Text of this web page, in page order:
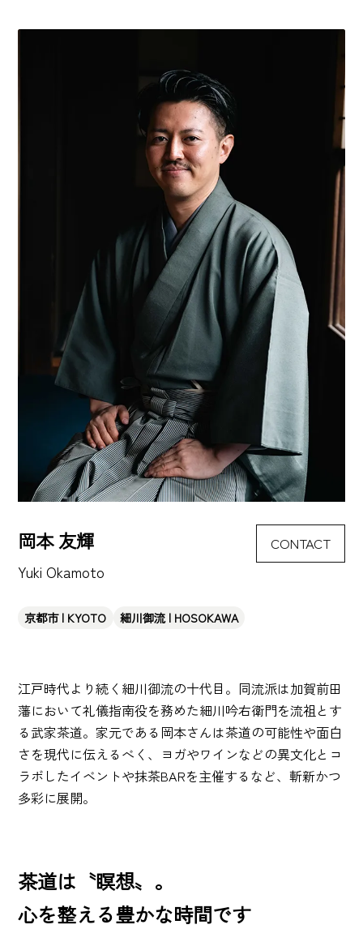
岡本 友輝
Yuki Okamoto
京都市 | KYOTO 細川御流 | HOSOKAWA
江戸時代より続く細川御流の十代目。同流派は加賀前田
藩において礼儀指南役を務めた細川吟右衛門を流祖とす
る武家茶道。家元である岡本さんは茶道の可能性や面白
さを現代に伝えるべく、ヨガやワインなどの異文化とコ
ラボしたイベントや抹茶BARを主催するなど、斬新かつ
多彩に展開。
CONTACT
茶道は〝瞑想〟。
心を整える豊かな時間です